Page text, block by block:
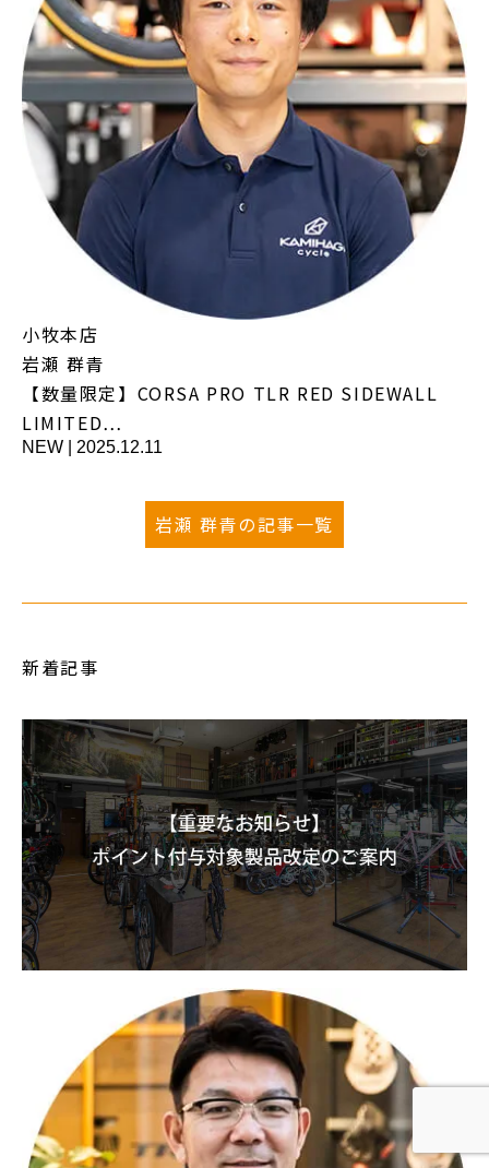
小牧本店
岩瀬 群青
【数量限定】CORSA PRO TLR RED SIDEWALL
LIMITED…
NEW 2025.12.11
岩瀬 群青の記事一覧
新着記事